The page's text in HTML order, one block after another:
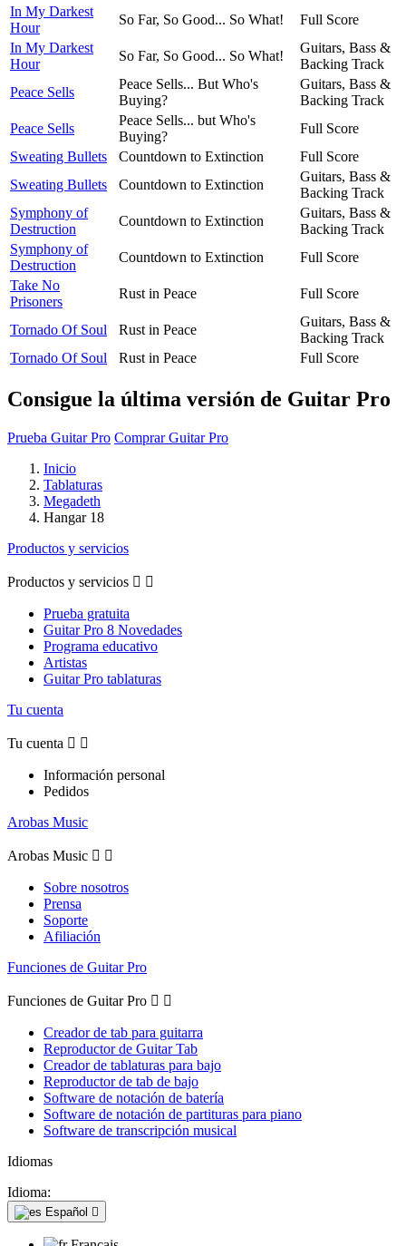
In My Darkest
Hour
So Far, So Good... So What!
Full Score
In My Darkest
Hour
So Far, So Good... So What!
Guitars, Bass &
Backing Track
Peace Sells
Peace Sells... But Who's
Buying?
Guitars, Bass &
Backing Track
Peace Sells
Peace Sells... but Who's
Buying?
Full Score
Sweating Bullets
Countdown to Extinction
Full Score
Sweating Bullets
Countdown to Extinction
Guitars, Bass &
Backing Track
Symphony of
Destruction
Countdown to Extinction
Guitars, Bass &
Backing Track
Symphony of
Destruction
Countdown to Extinction
Full Score
Take No
Prisoners
Rust in Peace Full Score
Tornado Of Soul Rust in Peace
Guitars, Bass &
Backing Track
Tornado Of Soul
Rust in Peace Full Score
Consigue la última versión de Guitar Pro
Prueba Guitar Pro Comprar Guitar Pro
Inicio
Tablaturas
Megadeth
Hangar 18
Productos y servicios
Productos y servicios  
Prueba gratuita
Guitar Pro 8 Novedades
Programa educativo
Artistas
Guitar Pro tablaturas
Tu cuenta
Tu cuenta  
Información personal
Pedidos
Arobas Music
Arobas Music  
Sobre nosotros
Prensa
Soporte
Afiliación
Funciones de Guitar Pro
Funciones de Guitar Pro  
Creador de tab para guitarra
Reproductor de Guitar Tab
Creador de tablaturas para bajo
Reproductor de tab de bajo
Software de notación de batería
Software de notación de partituras para piano
Software de transcripción musical
Idiomas
Idioma:
Español 